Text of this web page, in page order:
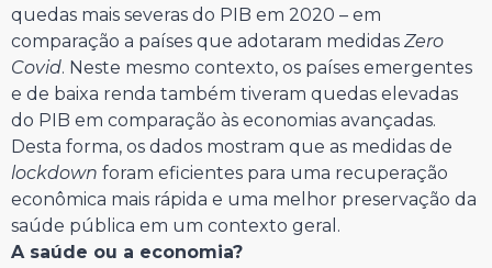
quedas mais severas do PIB em 2020 – em
comparação a países que adotaram medidas Zero
Covid. Neste mesmo contexto, os países emergentes
e de baixa renda também tiveram quedas elevadas
do PIB em comparação às economias avançadas.
Desta forma, os dados mostram que as medidas de
lockdown foram eficientes para uma recuperação
econômica mais rápida e uma melhor preservação da
saúde pública em um contexto geral.
A saúde ou a economia?